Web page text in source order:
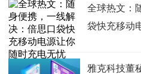
全球热文：
袋快充移动
雅克科技董